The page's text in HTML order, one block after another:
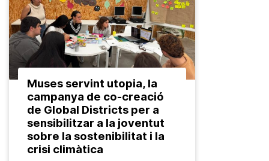
Muses servint utopia, la
campanya de co-creació
de Global Districts per a
sensibilitzar a la joventut
sobre la sostenibilitat i la
crisi climàtica